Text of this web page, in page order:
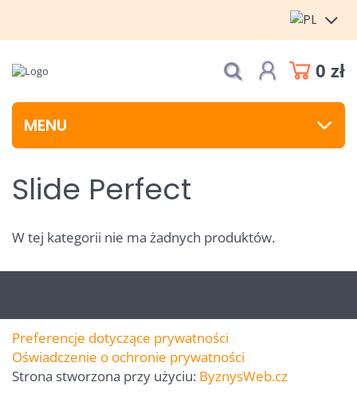
0 zł
MENU
Slide Perfect
W tej kategorii nie ma żadnych produktów.
Preferencje dotyczące prywatności
Oświadczenie o ochronie prywatności
Strona stworzona przy użyciu: ByznysWeb.cz